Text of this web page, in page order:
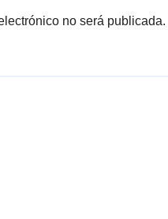
no será publicada.